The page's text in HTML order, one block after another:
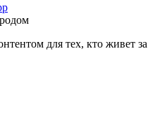
для тех, кто живет за